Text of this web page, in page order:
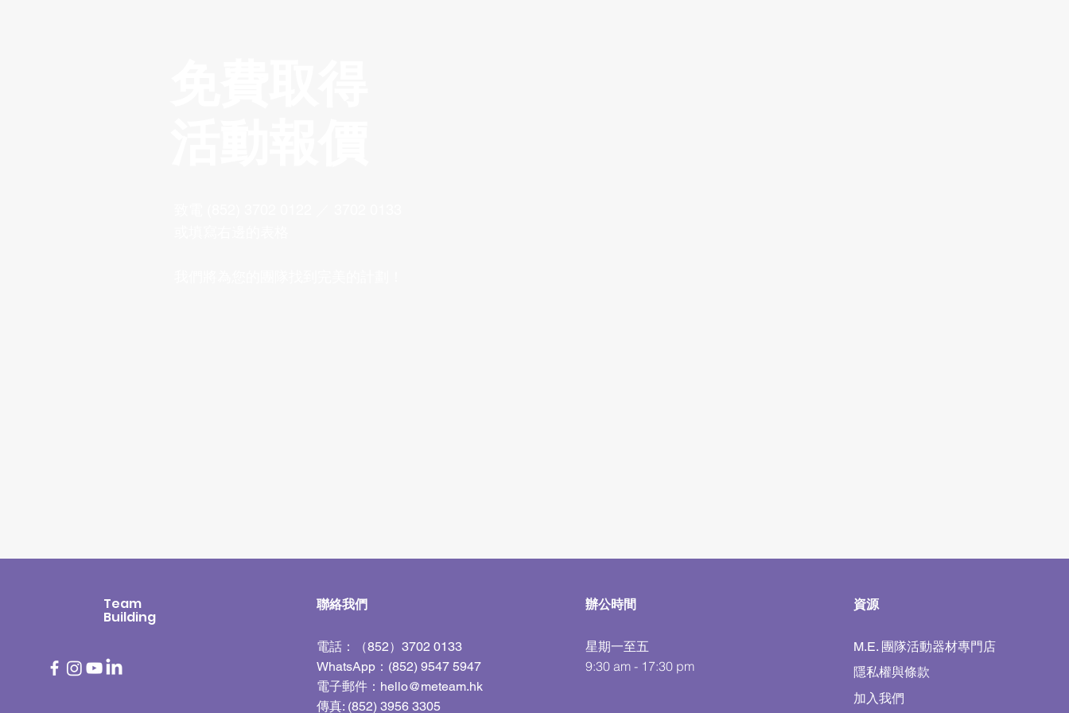
Team
Building
​聯絡我們
電話：（852）3702 0133
WhatsApp：(852) 9547 5947
電子郵件： hello@meteam.hk
傳真: (852) 3956 3305
辦公時間
星期一至五
9:30 am - 17:30 pm
​資源
M.E. 團隊活動器材專門店
隱私權與條款
加入我們